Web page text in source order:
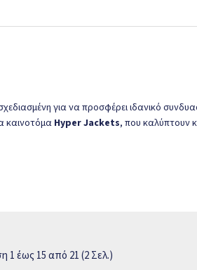
για να προσφέρει ιδανικό
καινοτόμα Hyper Jackets, που καλύπτουν
σας στιλ και ολοκληρώστε κάθε
1 έως 15 από 21 (2 Σελ.)